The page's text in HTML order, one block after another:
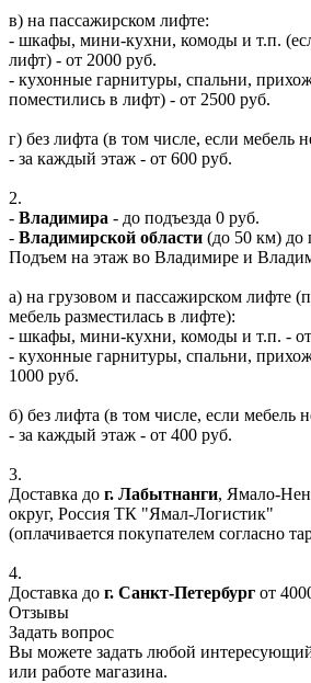
в) на пассажирском лифте:
- шкафы, мини-кухни, комоды и т.п.
лифт) - от 2000 руб.
- кухонные гарнитуры, спальни,
поместились в лифт) - от 2500 руб.
г) без лифта (в том числе, если мебель
- за каждый этаж - от 600 руб.
2.
- Владимира - до подъезда 0 руб.
- Владимирской области (до 50 км) до
Подъем на этаж во Владимире и
а) на грузовом и пассажирском лифте
мебель разместилась в лифте):
- шкафы, мини-кухни, комоды и т.п. -
- кухонные гарнитуры, спальни,
1000 руб.
б) без лифта (в том числе, если мебель
- за каждый этаж - от 400 руб.
3.
Доставка до г. Лабытнанги, Ямало-
округ, Россия ТК "Ямал-Логистик"
(оплачивается покупателем согласно
4.
Доставка до г. Санкт-Петербург от
Отзывы
Задать вопрос
Вы можете задать любой
или работе магазина.